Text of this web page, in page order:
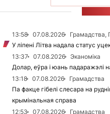
13:58 07.08.2026
Грамадства,
У ліпені Літва надала статус
13:37
07.08.2026
Эканоміка
Долар, еўра і юань падаражэлі
13:18
07.08.2026
Грамадства
Па факце гібелі слесара на
крымінальная справа
12:53
07.08.2026
Грамадства